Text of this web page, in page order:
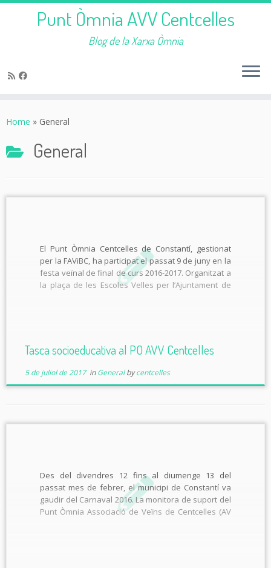
to
Punt Òmnia AVV Centcelles
Blog de la Xarxa Òmnia
Home » General
General
El Punt Òmnia Centcelles de Constantí, gestionat
per la FAViBC, ha participat el passat 9 de juny en la
festa veïnal de final de curs 2016-2017. Organitzat a
la plaça de les Escoles Velles per l’Ajuntament de
Tasca socioeducativa al PO AVV Centcelles
5 de juliol de 2017inGeneralbycentcelles
Des del divendres 12 fins al diumenge 13 del
passat mes de febrer, el municipi de Constantí va
gaudir del Carnaval 2016. La monitora de suport del
Punt Òmnia Associació de Veïns de Centcelles (AV